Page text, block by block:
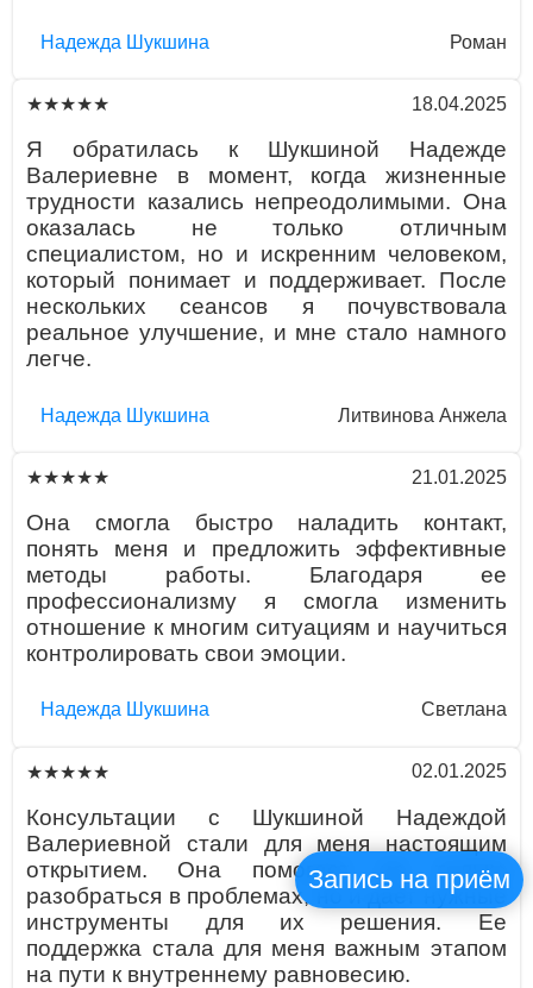
Надежда Шукшина Роман
★★★★★ 18.04.2025
Я обратилась к Шукшиной Надежде
Валериевне в момент, когда жизненные
трудности казались непреодолимыми. Она
оказалась не только отличным
специалистом, но и искренним человеком,
который понимает и поддерживает. После
нескольких сеансов я почувствовала
реальное улучшение, и мне стало намного
легче.
Надежда Шукшина Литвинова Анжела
★★★★★ 21.01.2025
Она смогла быстро наладить контакт,
понять меня и предложить эффективные
методы работы. Благодаря ее
профессионализму я смогла изменить
отношение к многим ситуациям и научиться
контролировать свои эмоции.
Надежда Шукшина Светлана
★★★★★ 02.01.2025
Консультации с Шукшиной Надеждой
Валериевной стали для меня настоящим
открытием. Она помогает не только
разобраться в проблемах, но и дает нужные
инструменты для их решения. Ее
поддержка стала для меня важным этапом
на пути к внутреннему равновесию.
Запись на приём